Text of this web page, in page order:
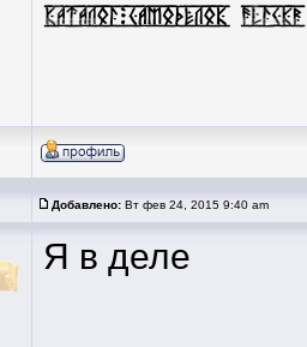
Добавлено: Вт фев 24, 2015 9:40 am
Я в деле